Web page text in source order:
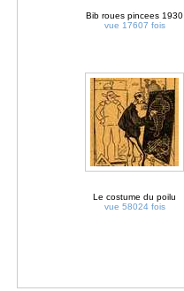
Bib roues pincees 1930
vue 17607 fois
Le costume du poilu
vue 58024 fois